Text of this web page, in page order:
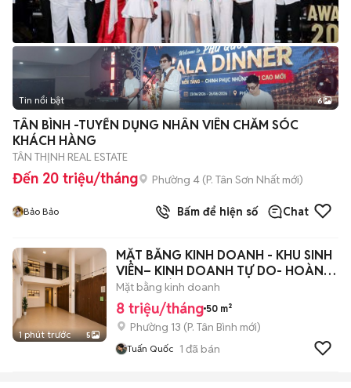
+2
Tin nổi bật 6
TÂN BÌNH -TUYỂN DỤNG NHÂN VIÊN CHĂM SÓC
KHÁCH HÀNG
TÂN THỊNH REAL ESTATE
Đến 20 triệu/tháng Phường 4 (P. Tân Sơn Nhất mới)
Bảo Bảo Bấm để hiện số Chat
1 phút trước 5
MẶT BẰNG KINH DOANH - KHU SINH
VIÊN– KINH DOANH TỰ DO- HOÀNG
HOA THÁM
Mặt bằng kinh doanh
8 triệu/tháng 50 m²
Phường 13 (P. Tân Bình mới)
Tuấn Quốc 1 đã bán